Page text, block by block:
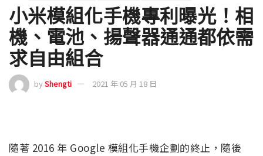
小米模組化手機專利曝光！相
機、電池、揚聲器通通都依需
求自由組合
byShengti 2021 年 05 月 18 日
隨著 2016 年 Google 模組化手機企劃的終止，隨後